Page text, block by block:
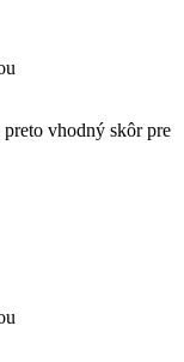
vhodný skôr pre